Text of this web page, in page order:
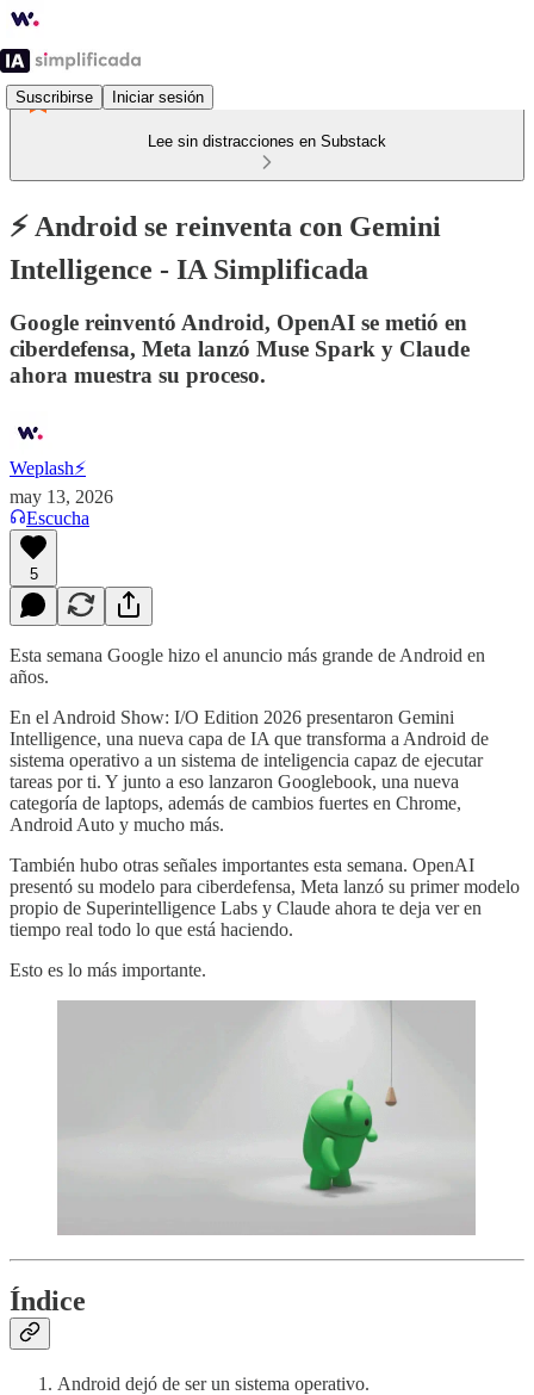
Suscribirse Iniciar sesión
Lee sin distracciones en Substack
⚡️ Android se reinventa con Gemini
Intelligence - IA Simplificada
Google reinventó Android, OpenAI se metió en
ciberdefensa, Meta lanzó Muse Spark y Claude
ahora muestra su proceso.
Weplash⚡️
may 13, 2026
Escucha
5
Esta semana Google hizo el anuncio más grande de Android en
años.
En el Android Show: I/O Edition 2026 presentaron Gemini
Intelligence, una nueva capa de IA que transforma a Android de
sistema operativo a un sistema de inteligencia capaz de ejecutar
tareas por ti. Y junto a eso lanzaron Googlebook, una nueva
categoría de laptops, además de cambios fuertes en Chrome,
Android Auto y mucho más.
También hubo otras señales importantes esta semana. OpenAI
presentó su modelo para ciberdefensa, Meta lanzó su primer modelo
propio de Superintelligence Labs y Claude ahora te deja ver en
tiempo real todo lo que está haciendo.
Esto es lo más importante.
Índice
Android dejó de ser un sistema operativo.